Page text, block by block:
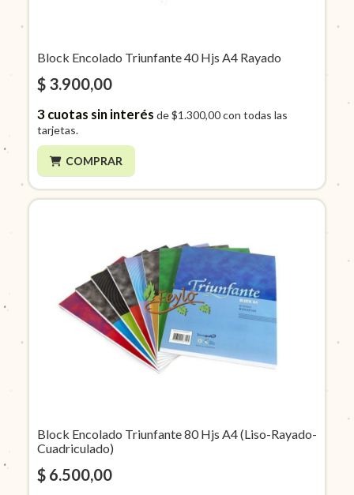
Block Encolado Triunfante 40 Hjs A4 Rayado
$ 3.900,00
3cuotas sin interés de$1.300,00con todas las
tarjetas.
COMPRAR
Block Encolado Triunfante 80 Hjs A4 (Liso-Rayado-
Cuadriculado)
$ 6.500,00